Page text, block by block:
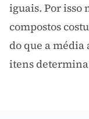
iguais. Por isso
compostos
do que a
itens